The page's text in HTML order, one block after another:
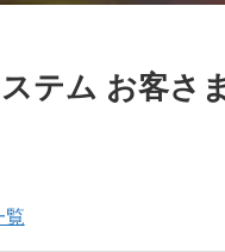
テム お客さ
覧